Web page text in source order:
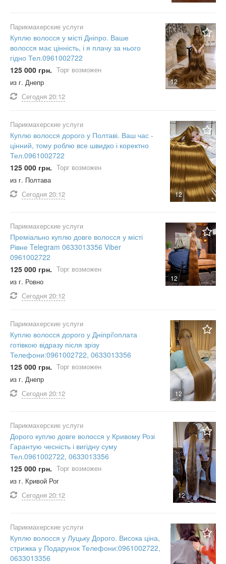
12
Парикмахерские услуги
Куплю волосся у місті Дніпро. Ваше
волосся має цінність, і я плачу за нього
гідно Тел.0961002722
125 000 грн. Торг возможен
из г. Днепр
Сегодня 20:12
12
Парикмахерские услуги
Куплю волосся дорого у Полтаві. Ваш час -
цінний, тому роблю все швидко і коректно
Тел.0961002722
125 000 грн. Торг возможен
из г. Полтава
Сегодня 20:12
12
Парикмахерские услуги
Преміально куплю довге волосся у місті
Рівне Telegram 0633013356 Viber
0961002722
125 000 грн. Торг возможен
из г. Ровно
Сегодня 20:12
12
Парикмахерские услуги
Куплю волосся дорого у Дніпрі!оплата
готівкою відразу після зрізу
Телефони:0961002722, 0633013356
125 000 грн. Торг возможен
из г. Днепр
Сегодня 20:12
12
Парикмахерские услуги
Дорого куплю довге волосся у Кривому Розі
Гарантую чесність і вигідну суму
Тел.0961002722, 0633013356
125 000 грн. Торг возможен
из г. Кривой Рог
Сегодня 20:12
Парикмахерские услуги
Куплю волосся у Луцьку Дорого. Висока ціна,
стрижка у Подарунок Телефони:0961002722,
0633013356